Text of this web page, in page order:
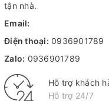
tận nhà.
Email:
Điện thoại: 0936901789
Zalo: 0936901789
Hỗ trợ khách
Hỗ trợ 24/7